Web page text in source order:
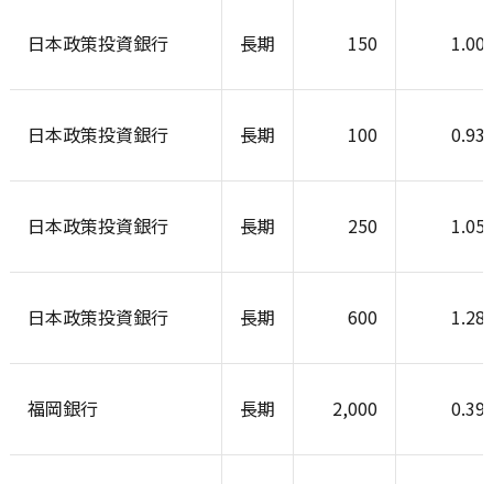
日本政策投資銀行 長期 150
日本政策投資銀行 長期 100
日本政策投資銀行 長期 250
日本政策投資銀行 長期 600
福岡銀行 長期 2,000